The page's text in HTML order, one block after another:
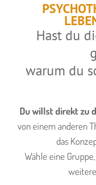
Hast du
warum du
Du willst direkt zu
von einem anderen
das
Wähle eine